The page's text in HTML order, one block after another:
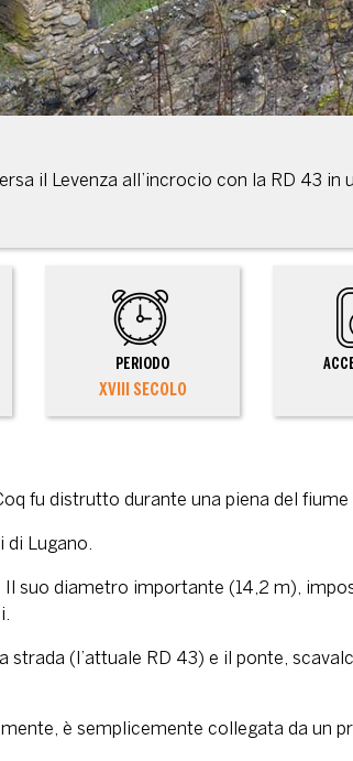
il Levenza all’incrocio con la RD 43 in
PERIODO
XVIII SECOLO
fu distrutto durante una piena del fiume
di Lugano.
suo diametro importante (14,2 m),
(l’attuale RD 43) e il ponte,
è semplicemente collegata da un